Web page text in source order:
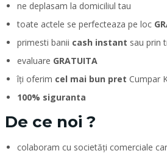
ne deplasam la domiciliul tau
toate actele se perfecteaza pe loc
primesti banii cash instant sau prin
evaluare GRATUITA
îți oferim cel mai bun pret Cumpar
100% siguranta
De ce noi ?
colaboram cu societăți comerciale